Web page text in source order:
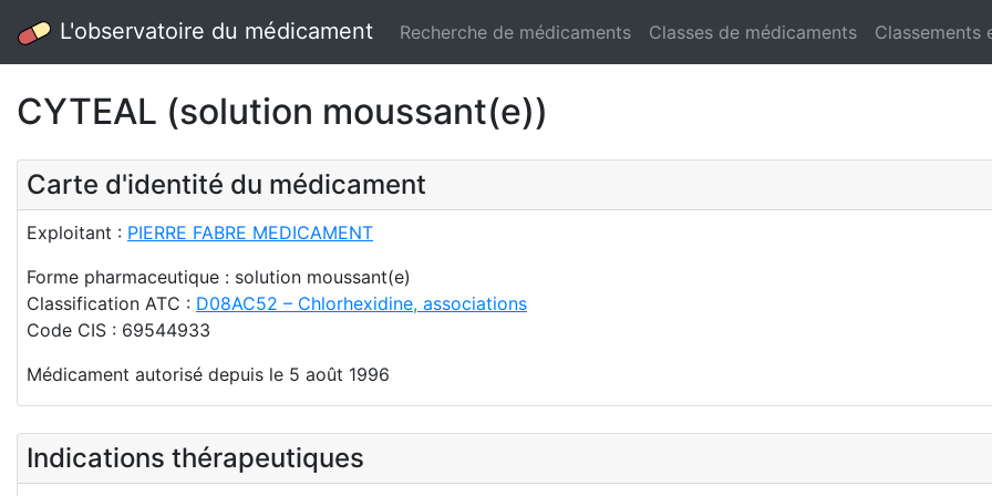
L'observatoire du médicament Recherche de médicaments Classes de médicaments Classements
CYTEAL (solution moussant(e))
Carte d'identité du médicament
Exploitant : PIERRE FABRE MEDICAMENT
Forme pharmaceutique : solution moussant(e)
Classification ATC : D08AC52 – Chlorhexidine, associations
Code CIS : 69544933
Médicament autorisé depuis le 5 août 1996
Indications thérapeutiques